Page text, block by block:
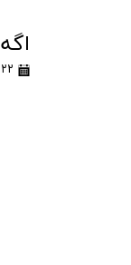
۲۲ آذر ۱۴۰۰